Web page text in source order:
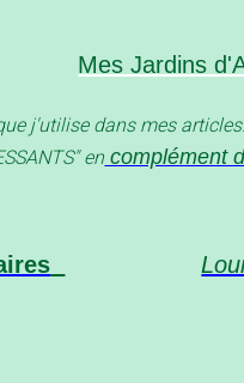
Mes Jardins
j'utilise dans mes
S" encomplément